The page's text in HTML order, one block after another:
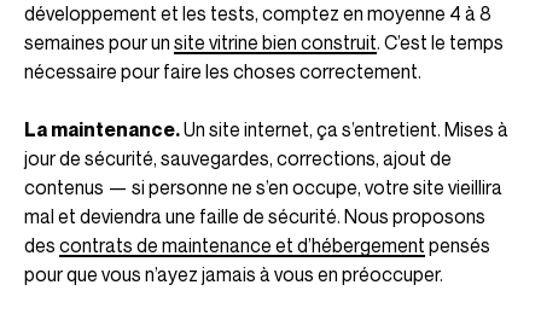
développement et les tests, comptez en moyenne 4 à 8
semaines pour un site vitrine bien construit. C’est le temps
nécessaire pour faire les choses correctement.
La maintenance.Un site internet, ça s’entretient. Mises à
jour de sécurité, sauvegardes, corrections, ajout de
contenus — si personne ne s’en occupe, votre site vieillira
mal et deviendra une faille de sécurité. Nous proposons
des contrats de maintenance et d’hébergement pensés
pour que vous n’ayez jamais à vous en préoccuper.